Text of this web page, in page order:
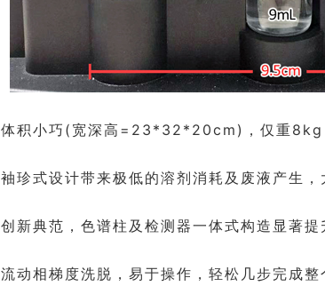
体积小巧 ( 宽深高 =23*32*20cm) ，仅重8kg
袖珍式设计带来极低的溶剂消耗及废液产生，
创新典范，色谱柱及检测器一体式构造显著提
流动相梯度洗脱，易于操作，轻松几步完成整